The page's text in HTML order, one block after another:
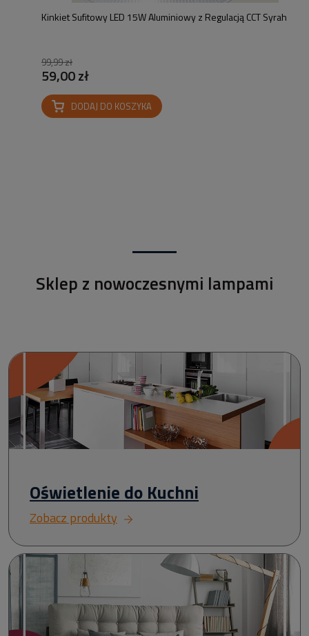
Kinkiet Sufitowy LED 15W Aluminiowy z Regulacją CCT Syrah
99,99 zł
59,00 zł
DODAJ DO KOSZYKA
Sklep z nowoczesnymi lampami
Oświetlenie do Kuchni
Zobacz produkty